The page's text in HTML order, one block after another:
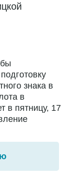
знака в
в
в пятницу, 17